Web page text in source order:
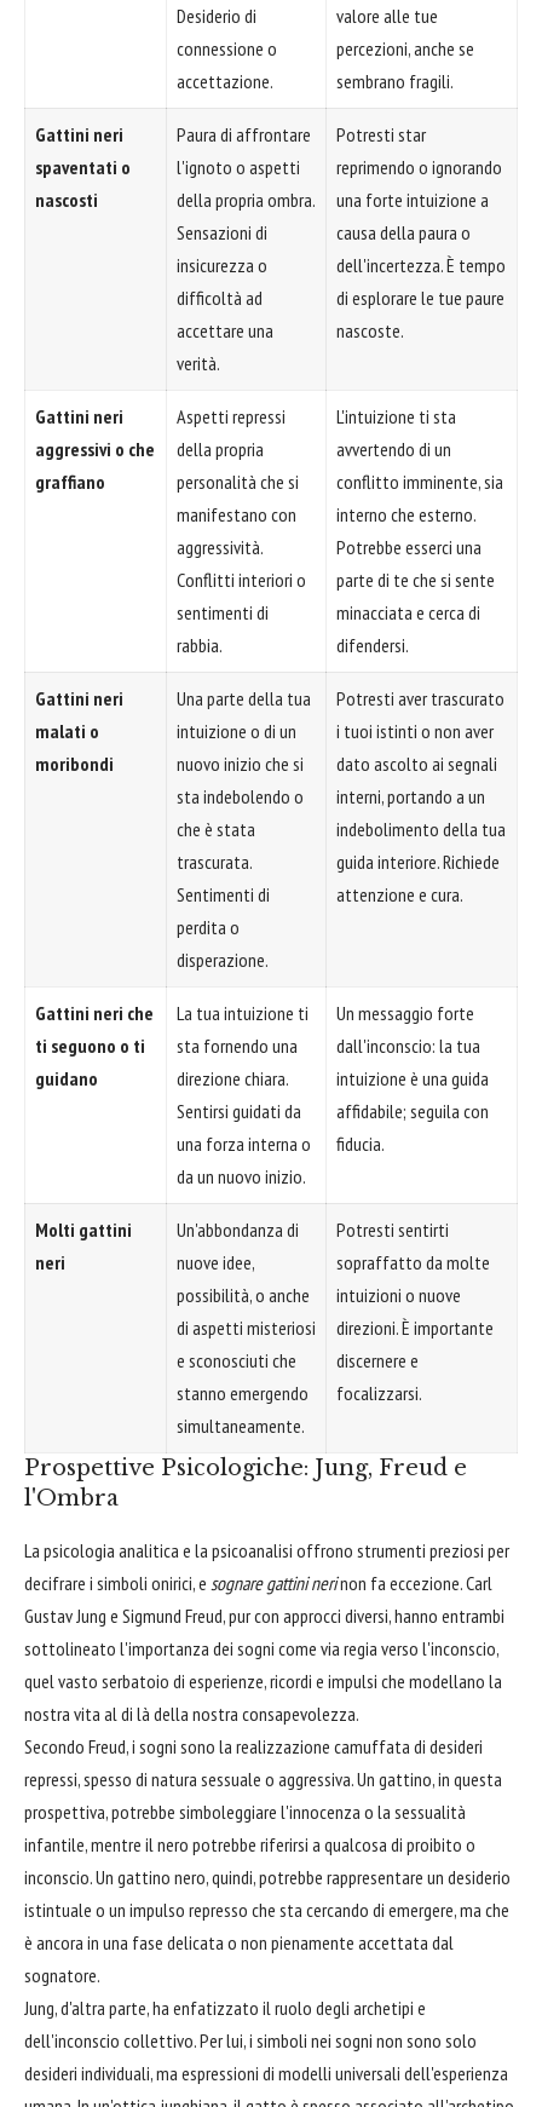
Desiderio di
connessione o
accettazione.
valore alle tue
percezioni, anche se
sembrano fragili.
Gattini neri
spaventati o
nascosti
Paura di affrontare
l'ignoto o aspetti
della propria ombra.
Sensazioni di
insicurezza o
difficoltà ad
accettare una
verità.
Potresti star
reprimendo o ignorando
una forte intuizione a
causa della paura o
dell'incertezza. È tempo
di esplorare le tue paure
nascoste.
Gattini neri
aggressivi o che
graffiano
Aspetti repressi
della propria
personalità che si
manifestano con
aggressività.
Conflitti interiori o
sentimenti di
rabbia.
L'intuizione ti sta
avvertendo di un
conflitto imminente, sia
interno che esterno.
Potrebbe esserci una
parte di te che si sente
minacciata e cerca di
difendersi.
Gattini neri
malati o
moribondi
Una parte della tua
intuizione o di un
nuovo inizio che si
sta indebolendo o
che è stata
trascurata.
Sentimenti di
perdita o
disperazione.
Potresti aver trascurato
i tuoi istinti o non aver
dato ascolto ai segnali
interni, portando a un
indebolimento della tua
guida interiore. Richiede
attenzione e cura.
Gattini neri che
ti seguono o ti
guidano
La tua intuizione ti
sta fornendo una
direzione chiara.
Sentirsi guidati da
una forza interna o
da un nuovo inizio.
Un messaggio forte
dall'inconscio: la tua
intuizione è una guida
affidabile; seguila con
fiducia.
Molti gattini
neri
Un'abbondanza di
nuove idee,
possibilità, o anche
di aspetti misteriosi
e sconosciuti che
stanno emergendo
simultaneamente.
Potresti sentirti
sopraffatto da molte
intuizioni o nuove
direzioni. È importante
discernere e
focalizzarsi.
Prospettive Psicologiche: Jung, Freud e
l'Ombra
La psicologia analitica e la psicoanalisi offrono strumenti preziosi per
decifrare i simboli onirici, e sognare gattini nerinon fa eccezione. Carl
Gustav Jung e Sigmund Freud, pur con approcci diversi, hanno entrambi
sottolineato l'importanza dei sogni come via regia verso l'inconscio,
quel vasto serbatoio di esperienze, ricordi e impulsi che modellano la
nostra vita al di là della nostra consapevolezza.
Secondo Freud, i sogni sono la realizzazione camuffata di desideri
repressi, spesso di natura sessuale o aggressiva. Un gattino, in questa
prospettiva, potrebbe simboleggiare l'innocenza o la sessualità
infantile, mentre il nero potrebbe riferirsi a qualcosa di proibito o
inconscio. Un gattino nero, quindi, potrebbe rappresentare un desiderio
istintuale o un impulso represso che sta cercando di emergere, ma che
è ancora in una fase delicata o non pienamente accettata dal
sognatore.
Jung, d'altra parte, ha enfatizzato il ruolo degli archetipi e
dell'inconscio collettivo. Per lui, i simboli nei sogni non sono solo
desideri individuali, ma espressioni di modelli universali dell'esperienza